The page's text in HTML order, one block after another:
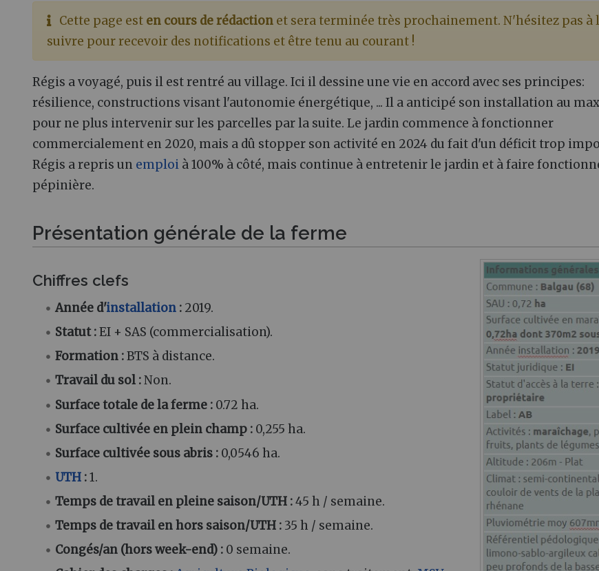
Cette page est en cours de rédaction et sera terminée très prochainement. N'hésitez pas à
suivre pour recevoir des notifications et être tenu au courant !
Régis a voyagé, puis il est rentré au village. Ici il dessine une vie en accord avec ses principes:
résilience, constructions visant l'autonomie énergétique, ... Il a anticipé son installation au
pour ne plus intervenir sur les parcelles par la suite. Le jardin commence à fonctionner
commercialement en 2020, mais a dû stopper son activité en 2024 du fait d'un déficit trop
Régis a repris un emploi à 100% à côté, mais continue à entretenir le jardin et à faire
pépinière.
Présentation générale de la ferme
Chiffres clefs
Année d'installation : 2019.
Statut :EI + SAS (commercialisation).
Formation :BTS à distance.
Travail du sol :Non.
Surface totale de la ferme : 0.72 ha.
Surface cultivée en plein champ : 0,255 ha.
Surface cultivée sous abris : 0,0546 ha.
UTH :1.
Temps de travail en pleine saison/UTH :45 h / semaine.
Temps de travail en hors saison/UTH : 35 h / semaine.
Congés/an (hors week-end) : 0 semaine.